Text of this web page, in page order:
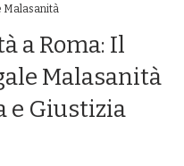
a Roma: Il
Malasanità
e Giustizia
Malasanità